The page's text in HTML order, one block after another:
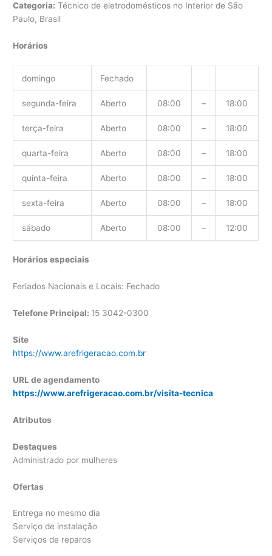
Categoria: Técnico de eletrodomésticos no Interior de São
Paulo, Brasil
Horários
domingo Fechado
segunda-feira Aberto 08:00 – 18:00
terça-feira Aberto 08:00 – 18:00
quarta-feira Aberto 08:00 – 18:00
quinta-feira Aberto 08:00 – 18:00
sexta-feira Aberto 08:00 – 18:00
sábado Aberto 08:00 – 12:00
Horários especiais
Feriados Nacionais e Locais: Fechado
Telefone Principal: 15 3042-0300
Site
https://www.arefrigeracao.com.br
URL de agendamento
https://www.arefrigeracao.com.br/visita-tecnica
Atributos
Destaques
Administrado por mulheres
Ofertas
Entrega no mesmo dia
Serviço de instalação
Serviços de reparos